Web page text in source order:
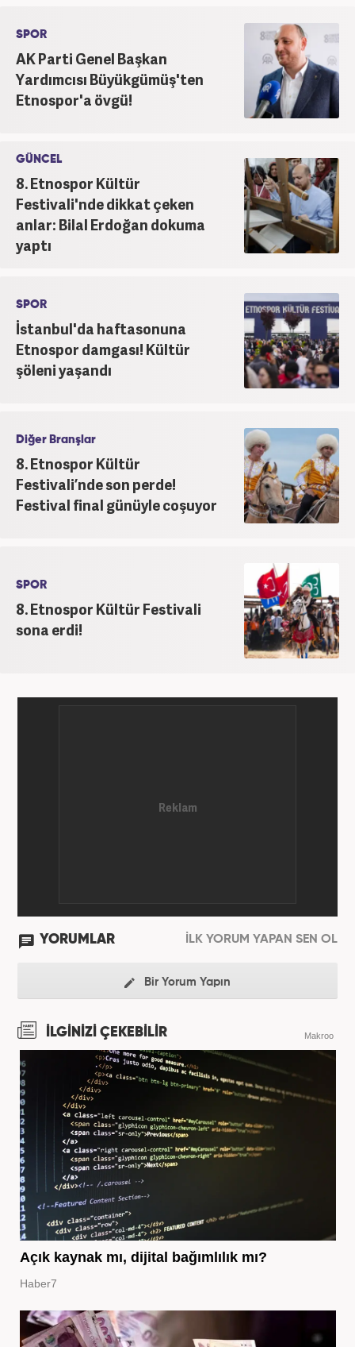
Editörü kariyerine devam etmektedir.
SPOR
AK Parti Genel Başkan
Yardımcısı Büyükgümüş'ten
Etnospor'a övgü!
GÜNCEL
8. Etnospor Kültür
Festivali'nde dikkat çeken
anlar: Bilal Erdoğan dokuma
yaptı
SPOR
İstanbul'da haftasonuna
Etnospor damgası! Kültür
şöleni yaşandı
Diğer Branşlar
8. Etnospor Kültür
Festivali’nde son perde!
Festival final günüyle coşuyor
SPOR
8. Etnospor Kültür Festivali
sona erdi!
YORUMLAR İLK YORUM YAPAN SEN OL
Bir Yorum Yapın
İLGİNİZİ ÇEKEBİLİR Makroo
Açık kaynak mı, dijital bağımlılık mı?
Haber7